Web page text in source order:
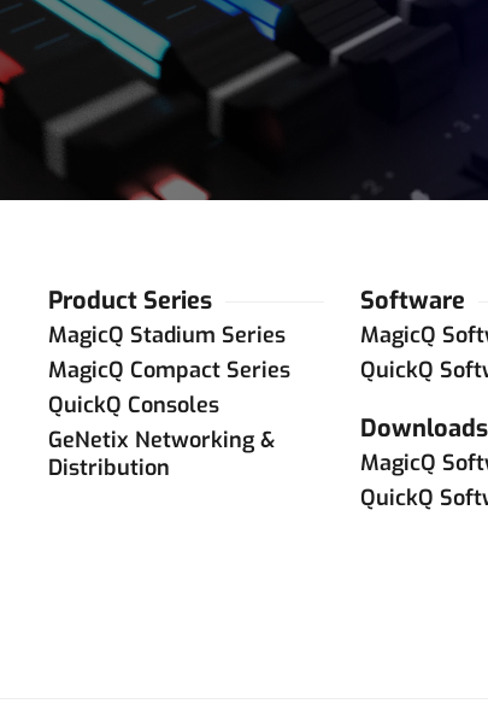
Product Series
MagicQ Stadium Series
MagicQ Compact Series
QuickQ Consoles
GeNetix Networking &
Distribution
Software
MagicQ
QuickQ
Downloads
MagicQ
QuickQ